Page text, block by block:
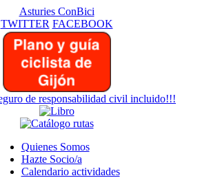
Asturies ConBici
TWITTER FACEBOOK
Quienes Somos
Hazte Socio/a
Calendario actividades